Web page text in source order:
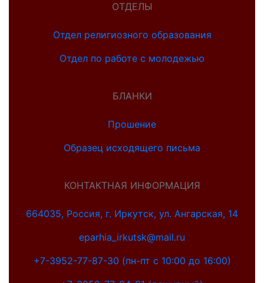
ОТДЕЛЫ
Отдел религиозного образования
Отдел по работе с молодежью
БЛАНКИ
Прошение
Образец исходящего письма
КОНТАКТНАЯ ИНФОРМАЦИЯ
664035, Россия, г. Иркутск, ул. Ангарская, 14
eparhia_irkutsk@mail.ru
+7-3952-77-87-30 (пн-пт с 10:00 до 16:00)